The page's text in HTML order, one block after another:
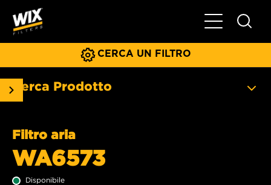
Menu
CERCA UN FILTRO
Cerca Prodotto
Filtro aria
WA6573
Disponibile